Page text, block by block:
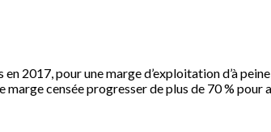
2017, pour une marge d’exploitation d’à
censée progresser de plus de 70 % pour